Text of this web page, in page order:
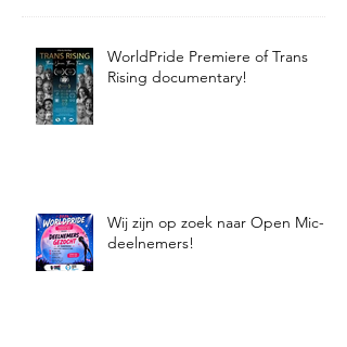
WorldPride Premiere of Trans
Rising documentary!
Wij zijn op zoek naar Open Mic-
deelnemers!